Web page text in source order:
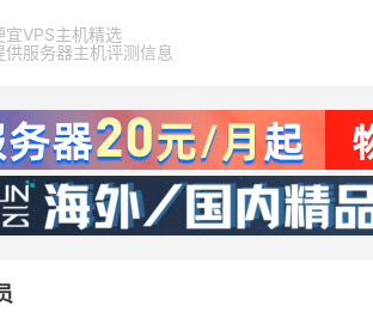
宜VPS主机精选
供服务器主机评测信息